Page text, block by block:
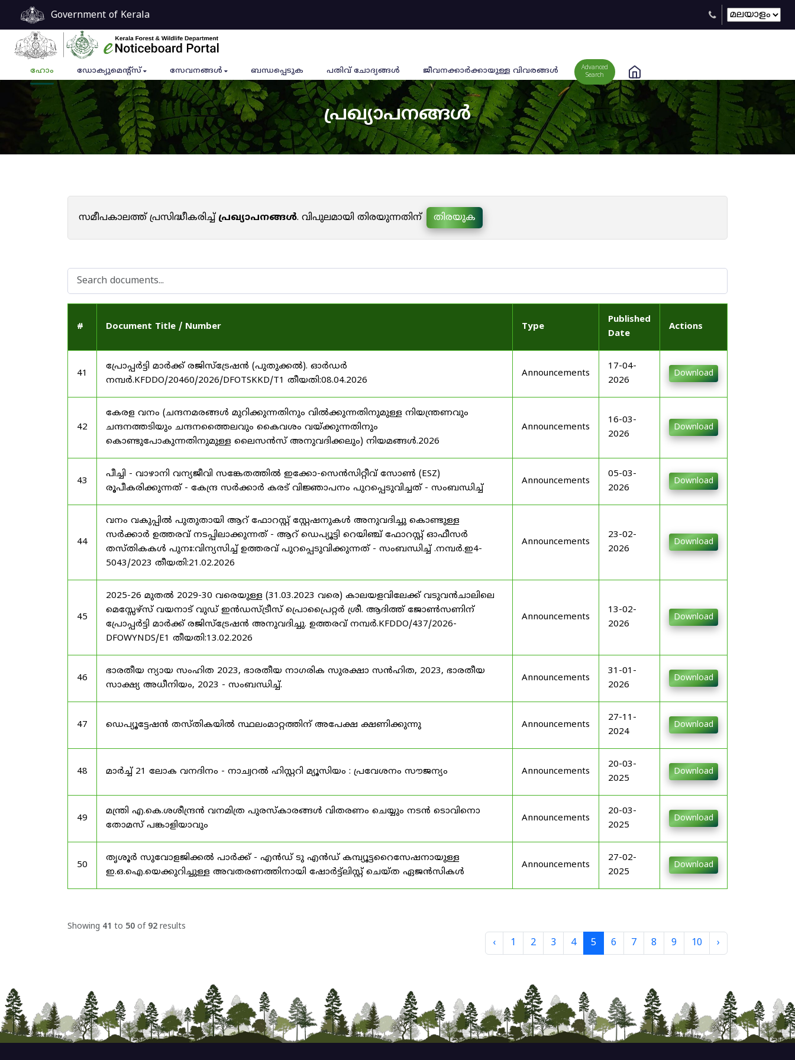
Government of Kerala
ഹോം ഡോക്യുമെൻ്റ്സ് സേവനങ്ങൾ ബന്ധപ്പെടുക പതിവ് ചോദ്യങ്ങൾ ജീവനക്കാര്‍ക്കായുള്ള വിവരങ്ങള്‍
Advanced
Search
പ്രഖ്യാപനങ്ങൾ
സമീപകാലത്ത് പ്രസിദ്ധീകരിച്ച്പ്രഖ്യാപനങ്ങൾ. വിപുലമായി തിരയുന്നതിന് തിരയുക
# Document Title / Number Type
Published
Date
Actions
41
പ്രോപ്പർട്ടി മാർക്ക് രജിസ്ട്രേഷൻ (പുതുക്കൽ). ഓർഡർ
നമ്പർ.KFDDO/20460/2026/DFOTSKKD/T1 തീയതി:08.04.2026
Announcements
17-04-
2026
Download
42
കേരള വനം (ചന്ദനമരങ്ങൾ മുറിക്കുന്നതിനും വിൽക്കുന്നതിനുമുള്ള നിയന്ത്രണവും
ചന്ദനത്തടിയും ചന്ദനത്തൈലവും കൈവശം വയ്ക്കുന്നതിനും
കൊണ്ടുപോകുന്നതിനുമുള്ള ലൈസൻസ് അനുവദിക്കലും) നിയമങ്ങൾ.2026
Announcements
16-03-
2026
Download
43
പീച്ചി - വാഴാനി വന്യജീവി സങ്കേതത്തിൽ ഇക്കോ-സെൻസിറ്റീവ് സോൺ (ESZ)
രൂപീകരിക്കുന്നത് - കേന്ദ്ര സർക്കാർ കരട് വിജ്ഞാപനം പുറപ്പെടുവിച്ചത് - സംബന്ധിച്ച്
Announcements
05-03-
2026
Download
44
വനം വകുപ്പിൽ പുതുതായി ആറ് ഫോറസ്റ്റ് സ്റ്റേഷനുകൾ അനുവദിച്ചു കൊണ്ടുള്ള
സർക്കാർ ഉത്തരവ് നടപ്പിലാക്കുന്നത് - ആറ് ഡെപ്യൂട്ടി റെയിഞ്ച് ഫോറസ്റ്റ് ഓഫീസർ
തസ്തികകൾ പുനഃ:വിന്യസിച്ച് ഉത്തരവ് പുറപ്പെടുവിക്കുന്നത് - സംബന്ധിച്ച് .നമ്പർ.ഇ4-
5043/2023 തീയതി:21.02.2026
Announcements
23-02-
2026
Download
45
2025-26 മുതൽ 2029-30 വരെയുള്ള (31.03.2023 വരെ) കാലയളവിലേക്ക് വടുവൻചാലിലെ
മെസ്സേഴ്സ് വയനാട് വുഡ് ഇൻഡസ്ട്രീസ് പ്രൊപ്രൈറ്റർ ശ്രീ. ആദിത്ത് ജോൺസണിന്
പ്രോപ്പർട്ടി മാർക്ക് രജിസ്ട്രേഷൻ അനുവദിച്ചു. ഉത്തരവ് നമ്പർ.KFDDO/437/2026-
DFOWYNDS/E1 തീയതി:13.02.2026
Announcements
13-02-
2026
Download
46
ഭാരതീയ ന്യായ സംഹിത 2023, ഭാരതീയ നാഗരിക സുരക്ഷാ സൻഹിത, 2023, ഭാരതീയ
സാക്ഷ്യ അധീനിയം, 2023 - സംബന്ധിച്ച്.
Announcements
31-01-
2026
Download
47 ഡെപ്യൂട്ടേഷൻ തസ്തികയിൽ സ്ഥലംമാറ്റത്തിന് അപേക്ഷ ക്ഷണിക്കുന്നു Announcements
27-11-
2024
Download
48 മാർച്ച് 21 ലോക വനദിനം - നാച്വറൽ ഹിസ്റ്ററി മ്യൂസിയം : പ്രവേശനം സൗജന്യം Announcements
20-03-
2025
Download
49
മന്ത്രി എ.കെ.ശശീന്ദ്രൻ വനമിത്ര പുരസ്‌കാരങ്ങൾ വിതരണം ചെയ്യും നടൻ ടൊവിനൊ
തോമസ് പങ്കാളിയാവും
Announcements
20-03-
2025
Download
50
തൃശൂർ സുവോളജിക്കൽ പാർക്ക് - എൻഡ് ടു എൻഡ് കമ്പ്യൂട്ടറൈസേഷനായുള്ള
ഇ.ഒ.ഐ.യെക്കുറിച്ചുള്ള അവതരണത്തിനായി ഷോർട്ട്‌ലിസ്റ്റ് ചെയ്ത ഏജൻസികൾ
Announcements
27-02-
2025
Download
Showing 41 to 50 of 92 results
‹ 1 2 3 4 5 6 7 8 9 10 ›